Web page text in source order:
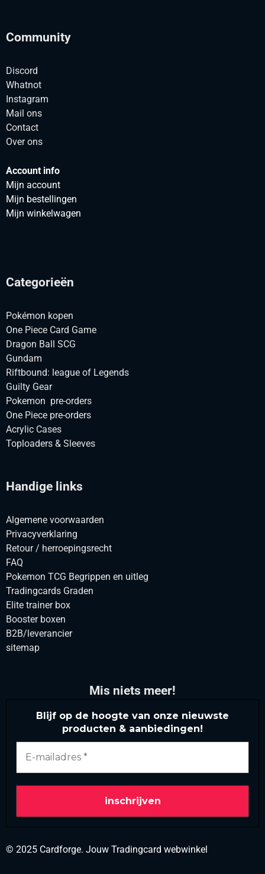
Community
Discord
Whatnot
Instagram
Mail ons
Contact
Over ons
Account info
Mijn account
Mijn bestellingen
Mijn winkelwagen
Categorieën
Pokémon kopen
One Piece Card Game
Dragon Ball SCG
Gundam
Riftbound: league of Legends
Guilty Gear
Pokemon pre-orders
One Piece pre-orders
Acrylic Cases
Toploaders & Sleeves
Handige links
Algemene voorwaarden
Privacyverklaring
Retour / herroepingsrecht
FAQ
Pokemon TCG Begrippen en uitleg
Tradingcards Graden
Elite trainer box
Booster boxen
B2B/leverancier
sitemap
Mis niets meer!
Blijf op de hoogte van onze nieuwste
producten & aanbiedingen!
© 2025 Cardforge. Jouw Tradingcard webwinkel